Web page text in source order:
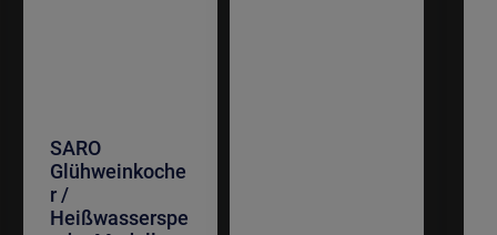
SARO
Glühweinkoche
r /
Heißwasserspe